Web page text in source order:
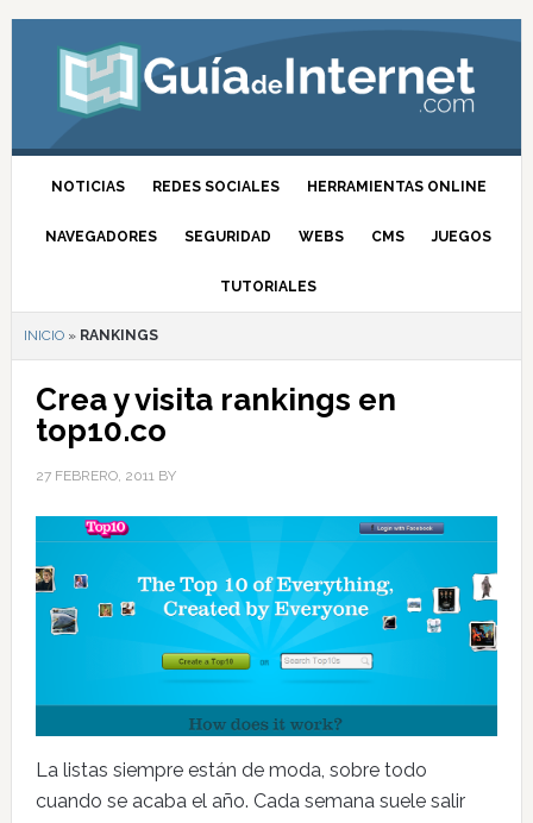
NOTICIAS REDES SOCIALES HERRAMIENTAS ONLINE
NAVEGADORES SEGURIDAD WEBS CMS JUEGOS
TUTORIALES
INICIO» RANKINGS
Crea y visita rankings en
top10.co
27 FEBRERO, 2011BY
La listas siempre están de moda, sobre todo
cuando se acaba el año. Cada semana suele salir